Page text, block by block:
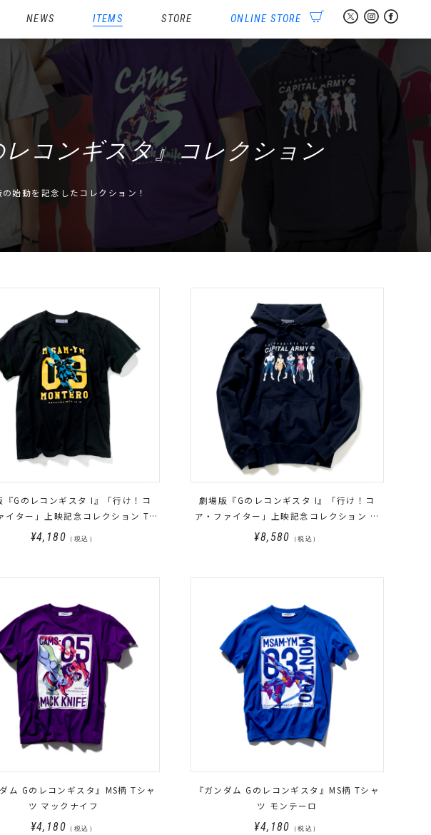
ITEMS
NEWS STORE ONLINE STORE
レコンギスタ』コレクション
始動を記念したコレクション！
『Gのレコンギスタ I』「行け！コ
イター」上映記念コレクション Tシ
ャツ モンテーロ
¥4,180 （税込）
劇場版『Gのレコンギスタ I』「行け！コ
ア・ファイター」上映記念コレクション パ
ーカー CAPITAL ARMY
¥8,580 （税込）
ダム Gのレコンギスタ』MS柄 Tシャ
ツ マックナイフ
¥4,180 （税込）
『ガンダム Gのレコンギスタ』MS柄 Tシャ
ツ モンテーロ
¥4,180 （税込）